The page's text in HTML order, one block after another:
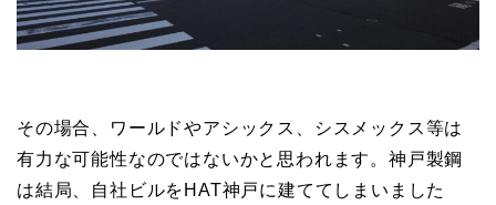
その場合、ワールドやアシックス、シスメックス等は
有力な可能性なのではないかと思われます。神戸製鋼
は結局、自社ビルをHAT神戸に建ててしまいました